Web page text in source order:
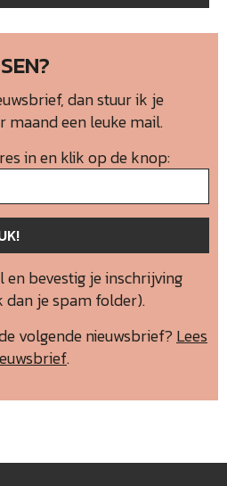
dan stuur ik je
maand een leuke mail.
in en klik op de knop:
bevestig je inschrijving
dan je spam folder).
volgende nieuwsbrief? Lees
.